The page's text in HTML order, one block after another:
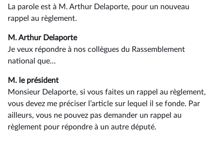
La parole est à M. Arthur Delaporte, pour un nouveau
rappel au règlement.
M. Arthur Delaporte
Je veux répondre à nos collègues du Rassemblement
national que…
M. le président
Monsieur Delaporte, si vous faites un rappel au règlement,
vous devez me préciser l’article sur lequel il se fonde. Par
ailleurs, vous ne pouvez pas demander un rappel au
règlement pour répondre à un autre député.